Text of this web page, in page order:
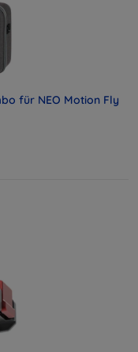
für NEO Motion Fly